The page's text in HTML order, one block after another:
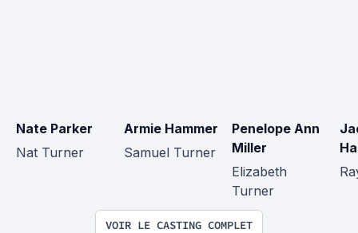
Nate Parker
Nat Turner
Armie Hammer
Samuel Turner
Penelope Ann
Miller
Elizabeth
Turner
VOIR LE CASTING COMPLET